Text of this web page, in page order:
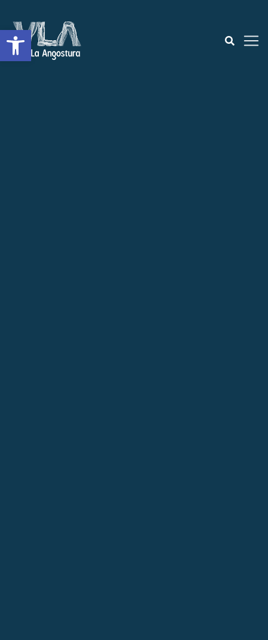
Open toolbar